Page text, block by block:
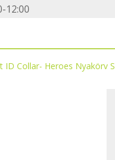
12:00
ID Collar- Heroes Nyakörv S